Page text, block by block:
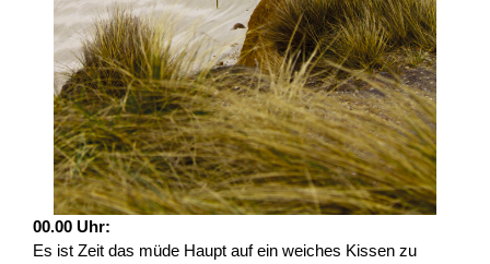
00.00 Uhr:
Es ist Zeit das müde Haupt auf ein weiches Kissen zu